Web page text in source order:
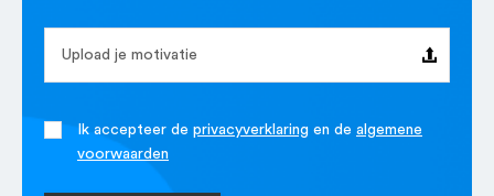
Upload je motivatie
Ik accepteer de privacyverklaring en de algemene
voorwaarden